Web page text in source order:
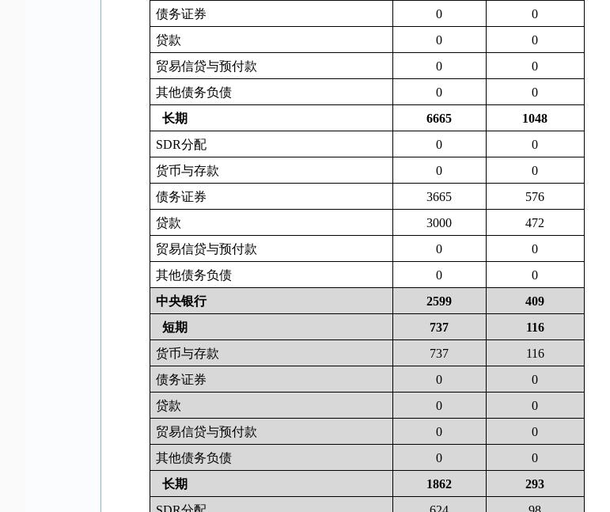
债务证券
0
0
贷款
0
0
贸易信贷与预付款
0
0
其他债务负债
0
0
长期
6665
1048
SDR分配 0
0
货币与存款
0
0
债务证券
3665
576
贷款
3000
472
贸易信贷与预付款
0
0
其他债务负债
0
0
中央银行
2599
409
短期
737
116
货币与存款
737
116
债务证券
0
0
贷款
0
0
贸易信贷与预付款
0
0
其他债务负债
0
0
长期
1862
293